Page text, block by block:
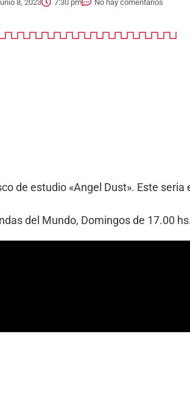
8, 2023 7:30 pm No hay comentarios
de estudio «Angel Dust». Este
del Mundo, Domingos de 17.00